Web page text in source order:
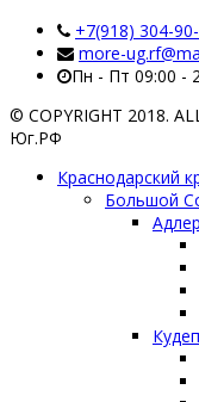
+7(918) 304-
more-
Пн - Пт 09:00 -
© COPYRIGHT 2018.
Юг.РФ
Краснодарский
Большой
Адлер